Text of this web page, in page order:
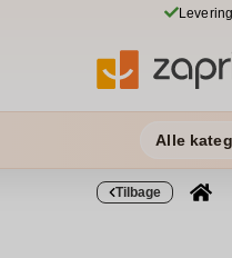
Alle
Tilbage